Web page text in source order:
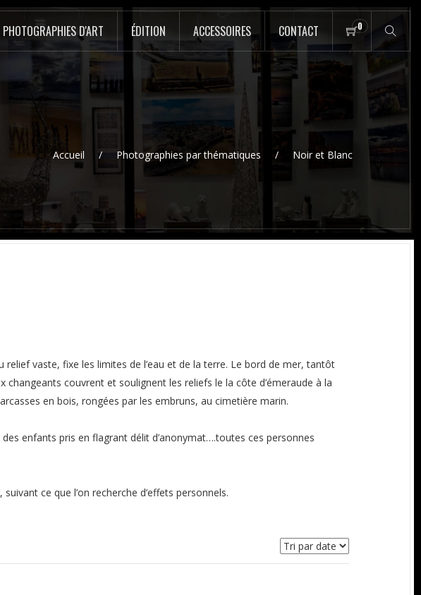
PHOTOGRAPHIES D'ART ÉDITION ACCESSOIRES CONTACT 0
Accueil Photographies par thématiques Noir et Blanc
vaste, fixe les limites de l’eau et de la terre. Le bord de mer, tantôt
couvrent et soulignent les reliefs le la côte d’émeraude à la
en bois, rongées par les embruns, au cimetière marin.
enfants pris en flagrant délit d’anonymat….toutes ces personnes
ce que l’on recherche d’effets personnels.